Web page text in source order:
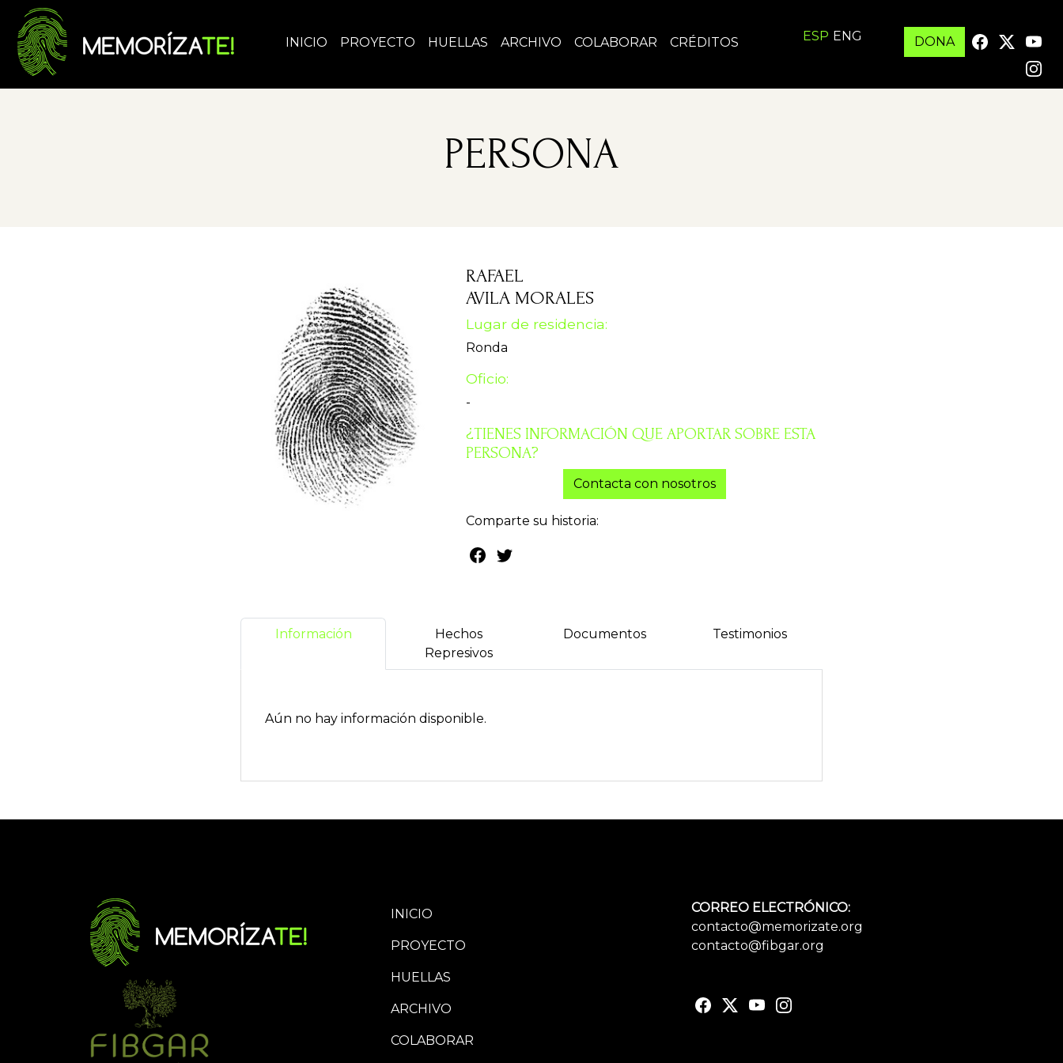
INICIO PROYECTO HUELLAS ARCHIVO COLABORAR CRÉDITOS ESP ENG DONA
PERSONA
RAFAEL
AVILA MORALES
Lugar de residencia:
Ronda
Oficio:
-
¿TIENES INFORMACIÓN QUE APORTAR SOBRE ESTA
PERSONA?
Contacta con nosotros
Comparte su historia:
Información
Hechos
Represivos
Documentos Testimonios
Aún no hay información disponible.
INICIO
PROYECTO
HUELLAS
ARCHIVO
COLABORAR
CORREO ELECTRÓNICO:
contacto@memorizate.org
contacto@fibgar.org